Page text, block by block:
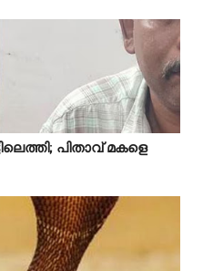
പിതാവ് മകളെ